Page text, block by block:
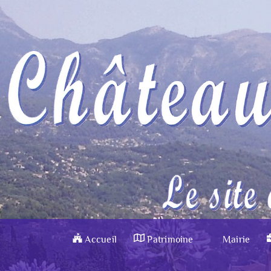
Accueil Patrimoine Mairie